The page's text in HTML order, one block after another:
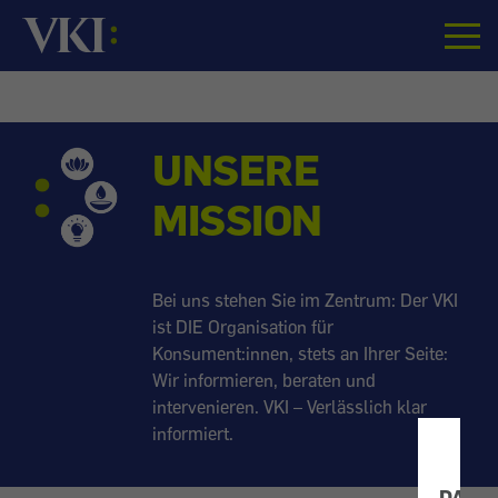
Startseite
VKI:
Verein
für
UNSERE
MISSION
Bei uns stehen Sie im Zentrum: Der VKI
ist DIE Organisation für
Konsument:innen, stets an Ihrer Seite:
Wir informieren, beraten und
intervenieren. VKI – Verlässlich klar
informiert.